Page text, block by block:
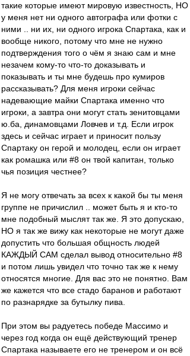
такие которые имеют мировую известность, НО
у меня нет ни одного автографа или фотки с
ними .. ни их, ни одного игрока Спартака, как и
вообще никого, потому что мне не нужно
подтверждения того о чём я знаю сам и мне
незачем кому-то что-то доказывать и
показывать и ты мне будешь про кумиров
рассказывать? Для меня игроки сейчас
надевающие майки Спартака именно что
игроки, а завтра они могут стать зенитовцами
ю.ба, динамовцами Ловчев и т.д. Если игрок
здесь и сейчас играет и приносит пользу
Спартаку он герой и молодец, если он играет
как ромашка или #8 он твой капитан, только
чья позиция честнее?
Я не могу отвечать за всех к какой бы ты меня
группе не причислил .. может быть я и кто-то
мне подобный мыслят так же. Я это допускаю,
НО я так же вижу как некоторые не могут даже
допустить что большая общность людей
КАЖДЫЙ САМ сделал вывод относительно #8
и потом лишь увидел что точно так же к нему
относятся многие. Для вас это не понятно. Вам
же кажется что все стадо баранов и работают
по разнарядке за бутылку пива.
При этом вы радуетесь победе Массимо и
через год когда он ещё действующий тренер
Спартака называете его не тренером и он всё